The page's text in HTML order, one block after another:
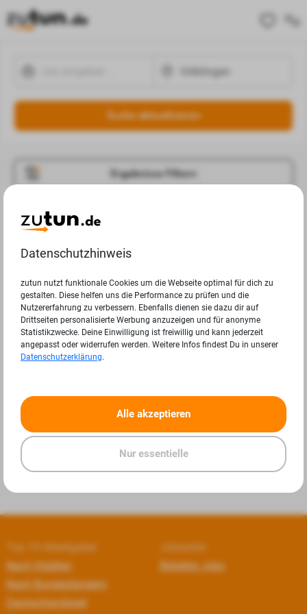
Suche aktualisieren
Ergebnisse Filtern
Jobangebote
Ergebnisse.
« »
Top 10 Arbeitgeber
Nach Städten
Nach Bundesländern
Deutschlandweit
Jobseiten
Beliebte Jobs
Datenschutzhinweis
zutun nutzt funktionale Cookies um die Webseite optimal für dich zu
gestalten. Diese helfen uns die Performance zu prüfen und die
Nutzererfahrung zu verbessern. Ebenfalls dienen sie dazu dir auf
Drittseiten personalisierte Werbung anzuzeigen und für anonyme
Statistikzwecke. Deine Einwilligung ist freiwillig und kann jederzeit
angepasst oder widerrufen werden. Weitere Infos findest Du in unserer
Datenschutzerklärung.
Alle akzeptieren
Nur essentielle